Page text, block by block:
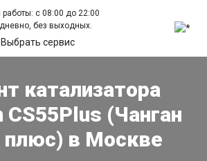
работы: с 08:00 до 22:00
без выходных.
Выбрать сервис
катализатора
CS55Plus (Чанган
в Москве